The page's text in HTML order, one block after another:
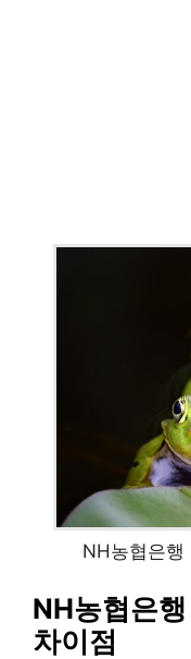
NH농협은행
NH농협은
차이점